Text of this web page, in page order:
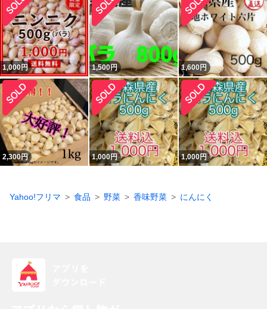
1,000円 1,500円 1,600円
2,300円 1,000円 1,000円
Yahoo!フリマ 食品 野菜 香味野菜 にんにく